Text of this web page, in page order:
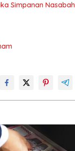
Simpanan Nasabah